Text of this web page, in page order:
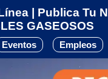
| Publica Tu
GASEOSOS
Eventos Empleos